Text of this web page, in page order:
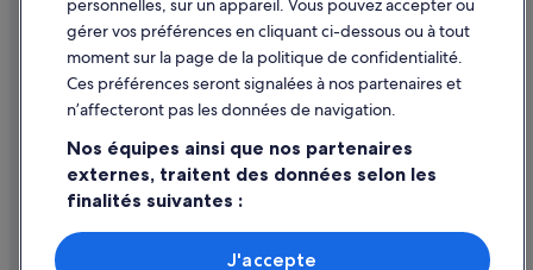
Annuler votre vol
Annuler une réservation d'hôtel ou de location de vacances
Délais de remboursement
Utiliser un bon de réduction Expedia
Documents de voyage internationaux
personnelles, sur un appareil. Vous pouvez accepter ou
gérer vos préférences en cliquant ci-dessous ou à tout
moment sur la page de la politique de confidentialité.
Ces préférences seront signalées à nos partenaires et
n’affecteront pas les données de navigation.
Nos équipes ainsi que nos partenaires
externes, traitent des données selon les
finalités suivantes :
Utiliser des données de géolocalisation précises. Analyser
activement les caractéristiques de l’appareil pour
J'accepte